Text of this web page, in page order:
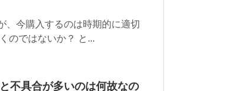
、今購入するのは時期的に適切
のではないか？ と...
不具合が多いのは何故なの